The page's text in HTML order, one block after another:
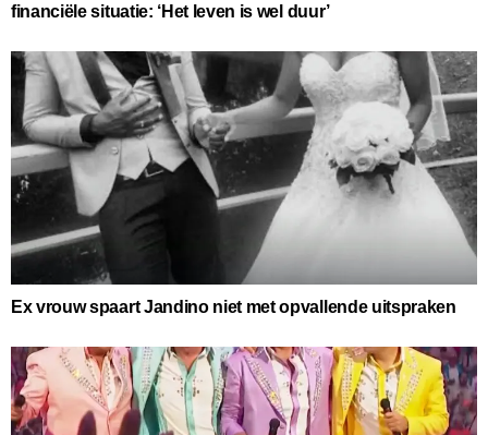
financiële situatie: ‘Het leven is wel duur’
Ex vrouw spaart Jandino niet met opvallende uitspraken